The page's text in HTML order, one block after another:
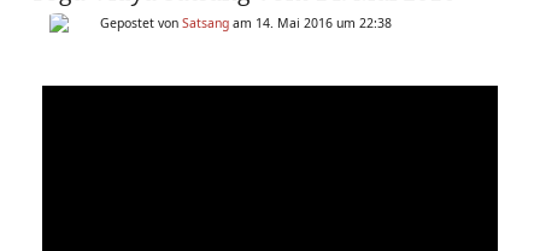
Gepostet von Satsang am 14. Mai 2016 um 22:38